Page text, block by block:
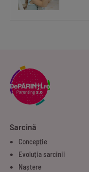
Sarcină
Concepție
Evoluția sarcinii
Naștere